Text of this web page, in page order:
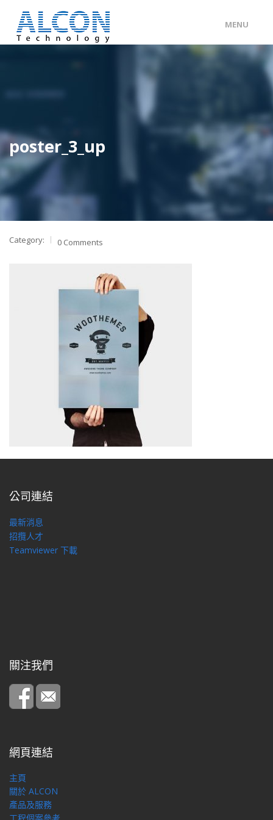
MENU
ENG / 中文
產品及服務
工程個案
聯絡我們
poster_3_up
Category: 0 Comments
公司連結
最新消息
招攬人才
Teamviewer 下載
關注我們
網頁連結
主頁
關於 ALCON
產品及服務